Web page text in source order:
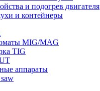
и подогрев двигателя
и контейнеры
MIG/MAG
TIG
аппараты